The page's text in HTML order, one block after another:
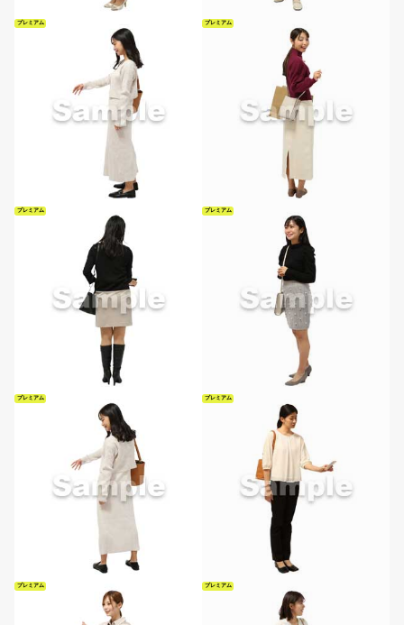
プレミアム プレミアム
プレミアム プレミアム
プレミアム プレミアム
プレミアム プレミアム